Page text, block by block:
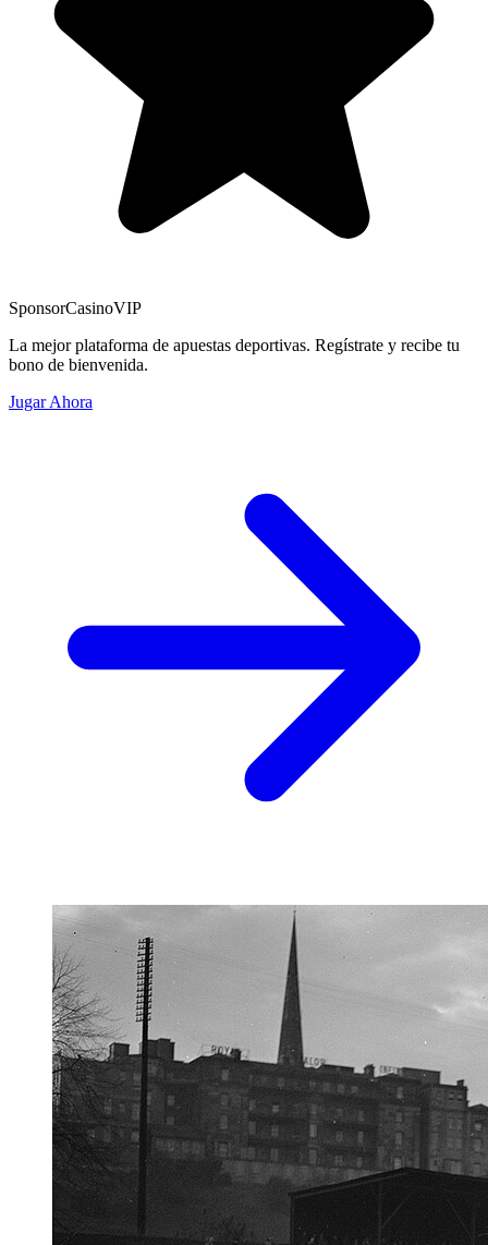
SponsorCasinoVIP
La mejor plataforma de apuestas deportivas. Regístrate y recibe tu
bono de bienvenida.
Jugar Ahora